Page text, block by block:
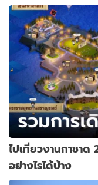
ไปเที่ยวงานกาชา
อย่างไรได้บ้าง